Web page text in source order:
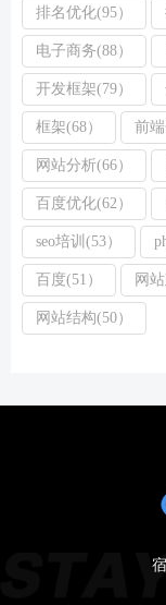
排名优化(95）
电子商务(88）
开发框架(79）
框架(68） 前端
网站分析(66）
百度优化(62）
seo培训(53）
百度(51） 网
网站结构(50）